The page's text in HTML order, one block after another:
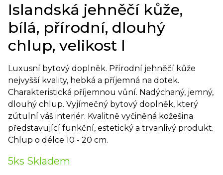
Islandská jehněčí kůže,
bílá, přírodní, dlouhý
chlup, velikost I
Luxusní bytový doplněk. Přírodní jehněčí kůže
nejvyšší kvality, hebká a příjemná na dotek.
Charakteristická příjemnou vůní. Nadýchaný, jemný,
dlouhý chlup. Vyjímečný bytový doplněk, který
zútulní váš interiér. Kvalitně vyčiněná kožešina
představující funkční, estetický a trvanlivý produkt.
Chlup o délce 10 - 20 cm.
5ks Skladem